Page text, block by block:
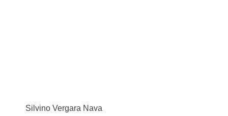
Silvino Vergara Nava